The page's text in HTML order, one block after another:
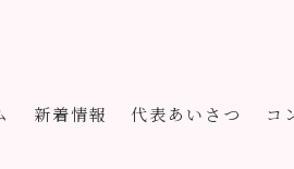
新着情報 代表あいさつ コ